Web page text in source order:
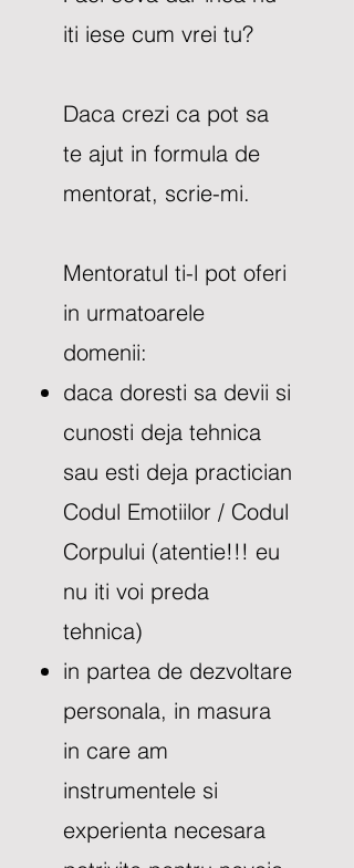
iti iese cum vrei tu?
Daca crezi ca pot sa
te ajut in formula de
mentorat, scrie-mi.
Mentoratul ti-l pot oferi
in urmatoarele
domenii:
daca doresti sa devii si
cunosti deja tehnica
sau esti deja practician
Codul Emotiilor / Codul
Corpului (atentie!!! eu
nu iti voi preda
tehnica)
in partea de dezvoltare
personala, in masura
in care am
instrumentele si
experienta necesara